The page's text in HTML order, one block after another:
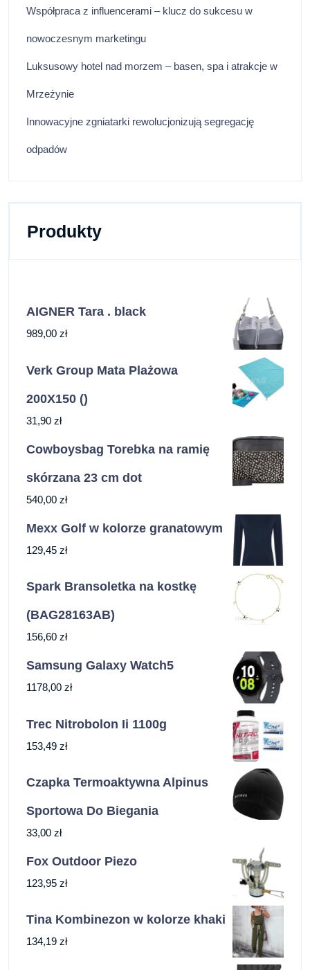
Współpraca z influencerami – klucz do sukcesu w
nowoczesnym marketingu
Luksusowy hotel nad morzem – basen, spa i atrakcje w
Mrzeżynie
Innowacyjne zgniatarki rewolucjonizują segregację
odpadów
Produkty
AIGNER Tara . black
989,00 zł
Verk Group Mata Plażowa
200X150 ()
31,90 zł
Cowboysbag Torebka na ramię
skórzana 23 cm dot
540,00 zł
Mexx Golf w kolorze granatowym
129,45 zł
Spark Bransoletka na kostkę
(BAG28163AB)
156,60 zł
Samsung Galaxy Watch5
1178,00 zł
Trec Nitrobolon Ii 1100g
153,49 zł
Czapka Termoaktywna Alpinus
Sportowa Do Biegania
33,00 zł
Fox Outdoor Piezo
123,95 zł
Tina Kombinezon w kolorze khaki
134,19 zł